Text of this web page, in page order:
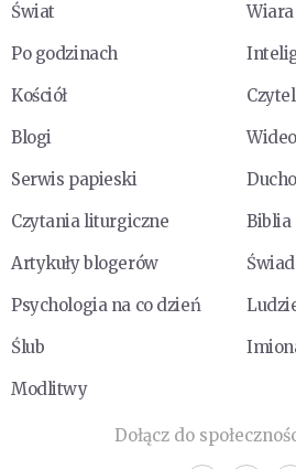
Świat
Wiara
Po godzinach
Kościół
Blogi
Wideo
Serwis papieski
Czytania liturgiczne
Biblia
Artykuły blogerów
Psychologia na co dzień
Ślub
Modlitwy
Dołącz do